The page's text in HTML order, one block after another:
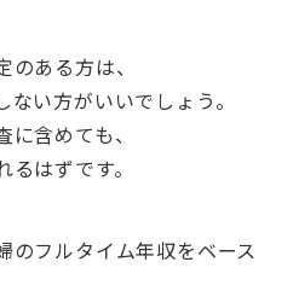
ある方は、
い方がいいでしょう。
含めても、
はずです。
のフルタイム年収をベース